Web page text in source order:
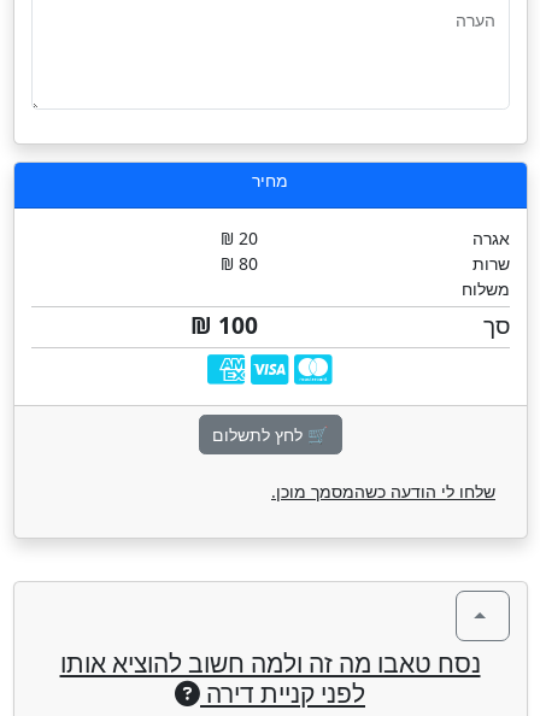
הערה
מחיר
אגרה
20 ₪
שרות
80 ₪
משלוח
סך 100 ₪
🛒 לחץ לתשלום
שלחו לי הודעה כשהמסמך מוכן.
נסח טאבו מה זה ולמה חשוב להוציא אותו
לפני קניית דירה